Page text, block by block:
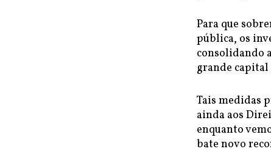
Para que
pública, os
consolidando
grande capital
Tais medidas
ainda aos
enquanto
bate novo